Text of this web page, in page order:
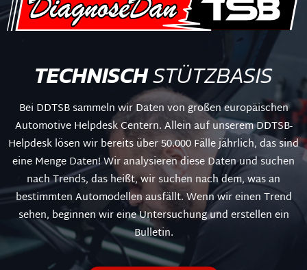
TECHNISCHSTÜTZBASIS
Bei DDTSB sammeln wir Daten von großen europäischen
Automotive Helpdesk Centern. Allein auf unserem DDTSB-
Helpdesk lösen wir bereits über 50.000 Fälle jährlich, das sind
eine Menge Daten! Wir analysieren diese Daten und suchen
nach Trends, das heißt, wir suchen nach dem, was an
bestimmten Automodellen ausfällt. Wenn wir einen Trend
sehen, beginnen wir eine Untersuchung und erstellen ein
Bulletin.